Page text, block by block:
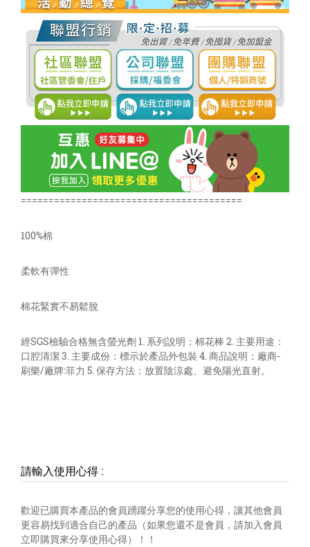
========================================
100%棉
柔軟有彈性
棉花緊實不易鬆脫
經SGS檢驗合格無含螢光劑 1. 系列說明：棉花棒 2. 主要用途：
口腔清潔 3. 主要成份：標示於產品外包裝 4. 商品說明：廠商-
刷樂/廠牌:菲力 5. 保存方法：放置陰涼處、避免陽光直射。
請輸入使用心得 :
歡迎已購買本產品的會員踴躍分享您的使用心得，讓其他會員
更容易找到適合自己的產品（如果您還不是會員，請加入會員
立即購買來分享使用心得）！！